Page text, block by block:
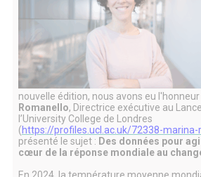
nouvelle édition, nous avons eu l'honneur
Romanello, Directrice exécutive au
l’University College de Londres
(https://profiles.ucl.ac.uk/72338-marina-
présenté le sujet : Des données pour
cœur de la réponse mondiale au